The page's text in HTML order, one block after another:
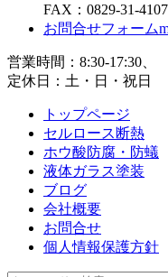
FAX：0829-31-4107
お問合せフォーム
営業時間：8:30-17:30、
定休日：土・日・祝日
トップページ
セルロース断熱
ホウ酸防腐・防蟻
液体ガラス塗装
ブログ
会社概要
お問合せ
個人情報保護方針